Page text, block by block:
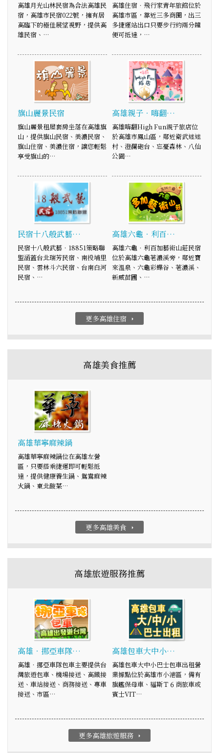
高雄月光山林民宿為合法高雄民
宿，高雄市民宿022號，擁有居
高臨下的極佳展望視野，提供高
雄民宿、…
高雄住宿．飛行家青年旅館位於
高雄市區，靠近三多商圈，出三
多捷運站出口只要步行約兩分鐘
便可抵達，…
旗山麗景民宿
旗山麗景租屋套房坐落在高雄旗
山，提供旗山民宿、美濃民宿、
旗山住宿、美濃住宿，讓您輕鬆
享受旗山的…
高雄親子．嗨翻…
高雄嗨翻High Fun親子旅店位
於高雄市鳳山區，鄰近衛武迷迷
村、澄瀾砲台、忘憂森林、八仙
公園…
民宿十八般武藝…
民宿十八般武藝‧18851策略聯
盟涵蓋台北瑞芳民宿、南投埔里
民宿、雲林斗六民宿、台南白河
民宿、…
高雄六龜．利百…
高雄六龜．利百加藝術山莊民宿
位於高雄六龜荖濃溪旁，鄰近寶
來溫泉、六龜彩蝶谷、荖濃溪、
新威苗圃、…
更多高雄住宿 arrow_right
高雄美食推薦
高雄華寧麻辣鍋
高雄華寧麻辣鍋位在高雄左營
區，只要搭乘捷運即可輕鬆抵
達，提供健康養生鍋、鴛鴦麻辣
火鍋、東北酸菜…
更多高雄美食 arrow_right
高雄旅遊服務推薦
高雄‧挪亞車隊…
高雄‧挪亞車隊包車主要提供台
灣旅遊包車、機場接送、高鐵接
送、車站接送、商務接送、專車
接送、市區…
高雄包車大中小…
高雄包車大中小巴士包車出租營
業據點位於高雄市小港區，備有
旗艦保母車、福斯Ｔ６商旅車或
賓士VIT…
更多高雄旅遊服務 arrow_right